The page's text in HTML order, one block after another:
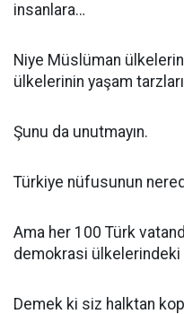
insanlara…
Niye Müslüman
ülkelerinin yaşam
Şunu da unutmayın.
Türkiye nüfusunun
Ama her 100 Türk
demokrasi ülkelerindeki
Demek ki siz halktan